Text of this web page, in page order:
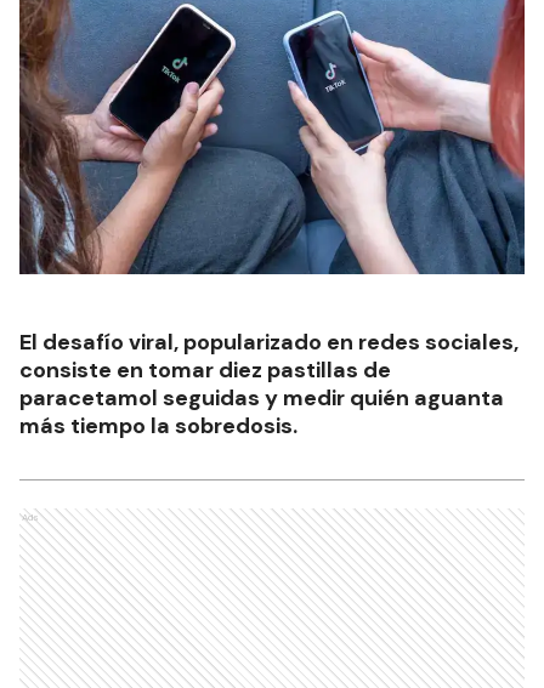
El desafío viral, popularizado en redes sociales,
consiste en tomar diez pastillas de
paracetamol seguidas y medir quién aguanta
más tiempo la sobredosis.
Ads